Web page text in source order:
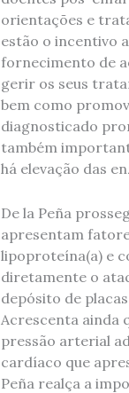
orientações e
estão o incentivo
fornecimento de
gerir os seus
bem como
diagnosticado
também
há elevação das
De la Peña
apresentam
lipoproteína(a) e
diretamente o
depósito de
Acrescenta ainda
pressão arterial
cardíaco que
Peña realça a